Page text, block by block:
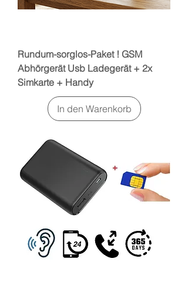
Rundum-sorglos-Paket ! GSM
Abhörgerät Usb Ladegerät + 2x
Simkarte + Handy
In den Warenkorb